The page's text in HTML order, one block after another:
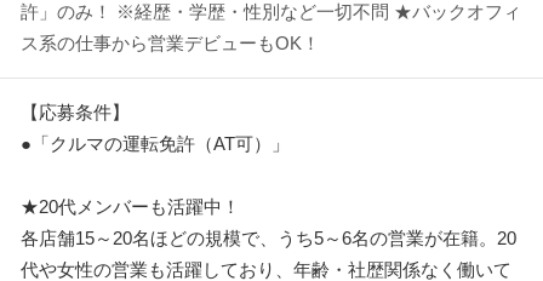
許」のみ！ ※経歴・学歴・性別など一切不問 ★バックオフィ
ス系の仕事から営業デビューもOK！
【応募条件】
●「クルマの運転免許（AT可）」
★20代メンバーも活躍中！
各店舗15～20名ほどの規模で、うち5～6名の営業が在籍。20
代や女性の営業も活躍しており、年齢・社歴関係なく働いて